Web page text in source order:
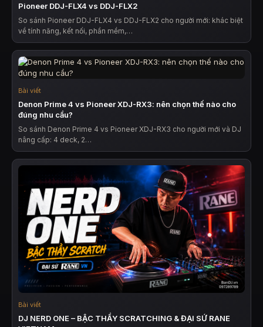
Pioneer DDJ-FLX4 vs DDJ-FLX2
So sánh Pioneer DDJ-FLX4 vs DDJ-FLX2 cho người mới: khác biệt
về tính năng, kết nối, phần mềm,…
Bài viết
Denon Prime 4 vs Pioneer XDJ-RX3: nên chọn thế nào cho
đúng nhu cầu?
So sánh Denon Prime 4 vs Pioneer XDJ-RX3 cho người mới và DJ
nâng cấp: 4 deck, 2…
Bài viết
DJ NERD ONE – BẬC THẦY SCRATCHING & ĐẠI SỨ RANE